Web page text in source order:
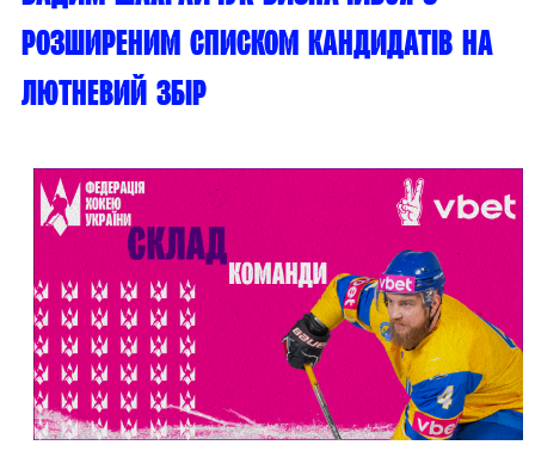
розширеним списком кандидатів на
лютневий збір